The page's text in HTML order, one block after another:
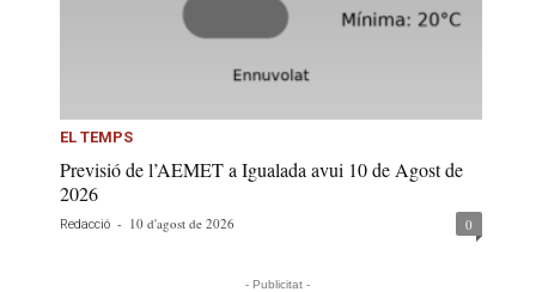
EL TEMPS
Previsió de l’AEMET a Igualada avui 10 de Agost de
2026
Redacció - 10 d'agost de 2026 0
- Publicitat -